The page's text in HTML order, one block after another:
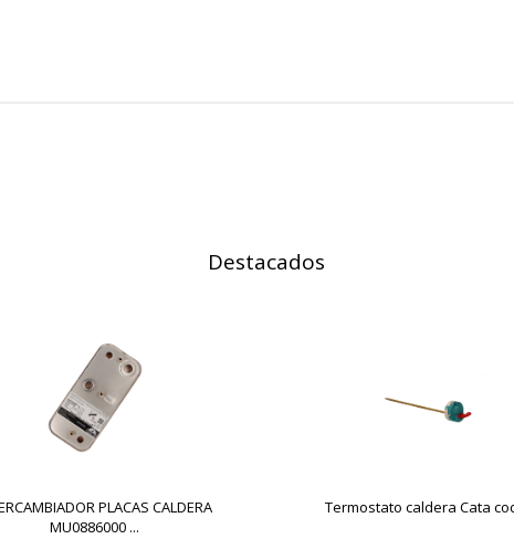
Destacados
PLACAS CALDERA
MU0886000 ...
Termostato caldera Cata